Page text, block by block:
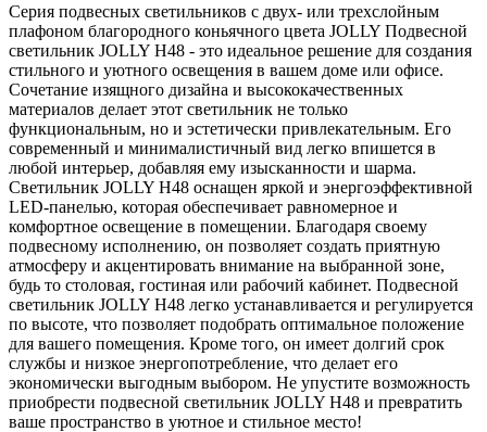
Серия подвесных светильников с двух- или трехслойным
плафоном благородного коньячного цвета JOLLY Подвесной
светильник JOLLY H48 - это идеальное решение для создания
стильного и уютного освещения в вашем доме или офисе.
Сочетание изящного дизайна и высококачественных
материалов делает этот светильник не только
функциональным, но и эстетически привлекательным. Его
современный и минималистичный вид легко впишется в
любой интерьер, добавляя ему изысканности и шарма.
Светильник JOLLY H48 оснащен яркой и энергоэффективной
LED-панелью, которая обеспечивает равномерное и
комфортное освещение в помещении. Благодаря своему
подвесному исполнению, он позволяет создать приятную
атмосферу и акцентировать внимание на выбранной зоне,
будь то столовая, гостиная или рабочий кабинет. Подвесной
светильник JOLLY H48 легко устанавливается и регулируется
по высоте, что позволяет подобрать оптимальное положение
для вашего помещения. Кроме того, он имеет долгий срок
службы и низкое энергопотребление, что делает его
экономически выгодным выбором. Не упустите возможность
приобрести подвесной светильник JOLLY H48 и превратить
ваше пространство в уютное и стильное место!